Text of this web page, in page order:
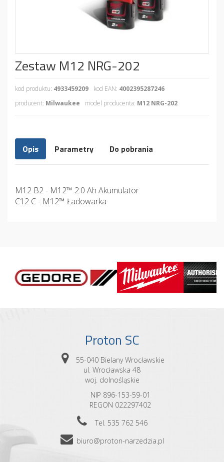
Zestaw M12 NRG-202
kod produktu: 4933459209 kod EAN: 4002395287246
producent: Milwaukee model producenta: M12 NRG-202
Opis Parametry Do pobrania
M12 B2 - M12™ 2.0 Ah Akumulator
C12 C - M12™ Ładowarka
Proton SC
55-040 Bielany Wrocławskie
ul. Wrocławska 48
woj. dolnośląskie
NIP 896-153-59-01
REGON 022297402
Tel. 535 762 546
biuro@proton-narzedzia.pl